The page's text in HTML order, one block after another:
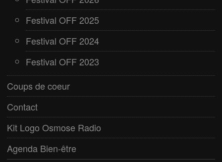
Festival OFF 2025
Festival OFF 2024
Festival OFF 2023
Coups de coeur
Contact
Kit Logo Osmose Radio
Agenda Bien-être